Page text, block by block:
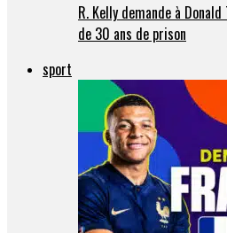
R. Kelly demande à
de 30 ans de prison
sport